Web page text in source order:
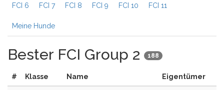
FCI 6 FCI 7 FCI 8 FCI 9 FCI 10 FCI 11
Meine Hunde
Bester FCI Group 2 188
# Klasse Name Eigentümer